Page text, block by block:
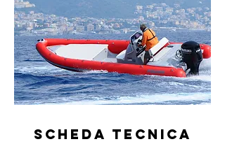
SCHEDA TECNICA